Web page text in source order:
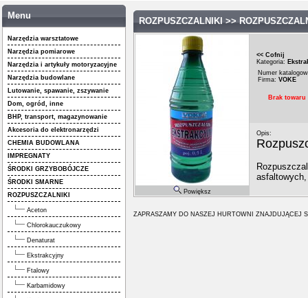
Menu
Narzędzia warsztatowe
Narzędzia pomiarowe
Narzędzia i artykuły motoryzacyjne
Narzędzia budowlane
Lutowanie, spawanie, zszywanie
Dom, ogród, inne
BHP, transport, magazynowanie
Akcesoria do elektronarzędzi
CHEMIA BUDOWLANA
IMPREGNATY
ŚRODKI GRZYBOBÓJCZE
ŚRODKI SMARNE
ROZPUSZCZALNIKI
Aceton
Chlorokauczukowy
Denaturat
Ekstrakcyjny
Ftalowy
Karbamidowy
ROZPUSZCZALNIKI>>
Powiększ
<< Cofnij
Kategoria:
Numer
Firma: VOKE
Brak towaru
Opis:
ZAPRASZAMY DO NASZEJ HURTOWNI ZNAJDUJĄCEJ